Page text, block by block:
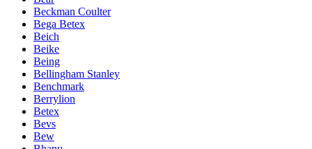
Beckman Coulter
Bega Betex
Beich
Beike
Being
Bellingham Stanley
Benchmark
Berrylion
Betex
Bevs
Bew